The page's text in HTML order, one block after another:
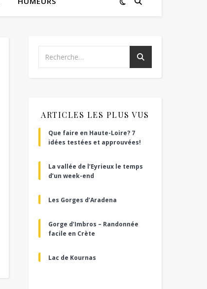
ARTICLES LES PLUS VUS
Que faire en Haute-Loire? 7
idées testées et approuvées!
La vallée de l’Eyrieux le temps
d’un week-end
Les Gorges d’Aradena
Gorge d’Imbros – Randonnée
facile en Crète
Lac de Kournas